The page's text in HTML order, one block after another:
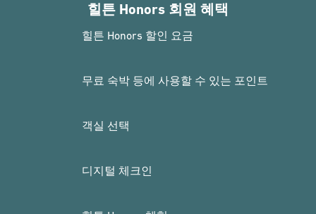
힐튼 Honors 회원 혜택
힐튼 Honors 할인 요금
무료 숙박 등에 사용할 수 있는 포인트
객실 선택
디지털 체크인